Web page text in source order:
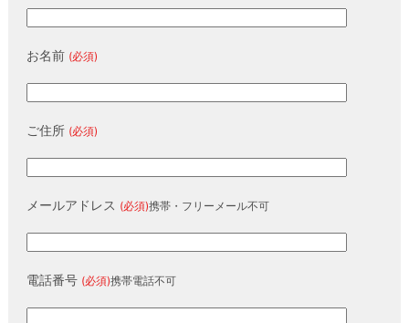
お名前 (必須)
ご住所 (必須)
メールアドレス (必須)携帯・フリーメール不可
電話番号 (必須)携帯電話不可